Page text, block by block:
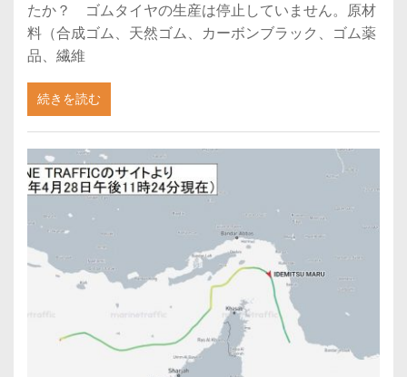
たか？ ゴムタイヤの生産は停止していません。原材
料（合成ゴム、天然ゴム、カーボンブラック、ゴム薬
品、繊維
続きを読む